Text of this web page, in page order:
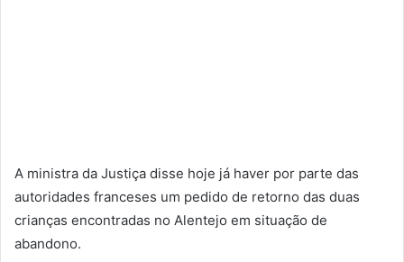
A ministra da Justiça disse hoje já haver por parte das
autoridades franceses um pedido de retorno das duas
crianças encontradas no Alentejo em situação de
abandono.